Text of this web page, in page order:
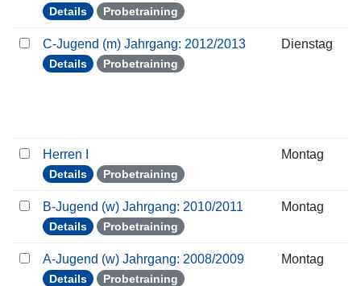
Details Probetraining
C-Jugend (m) Jahrgang: 2012/2013
Details Probetraining
Dienstag
Herren I
Details Probetraining
Montag
B-Jugend (w) Jahrgang: 2010/2011
Details Probetraining
Montag
A-Jugend (w) Jahrgang: 2008/2009
Details Probetraining
Montag